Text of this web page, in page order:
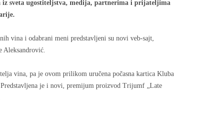
iz sveta ugostiteljstva, medija, partnerima i prijateljima
vina i odabrani meni predstavljeni su novi veb-sajt,
vina, pa je ovom prilikom uručena počasna kartica Kluba
Predstavljena je i novi, premijum proizvod Trijumf „Late